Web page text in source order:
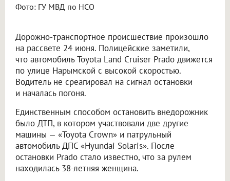
Фото: ГУ МВД по НСО
Дорожно-транспортное происшествие произошло
на рассвете 24 июня. Полицейские заметили,
что автомобиль Toyota Land Cruiser Prado движется
по улице Нарымской с высокой скоростью.
Водитель не среагировал на сигнал остановки
и началась погоня.
Единственным способом остановить внедорожник
было ДТП, в котором участвовали две другие
машины — «Toyota Crown» и патрульный
автомобиль ДПС «Hyundai Solaris». После
остановки Prado стало известно, что за рулем
находилась 38-летняя женщина.